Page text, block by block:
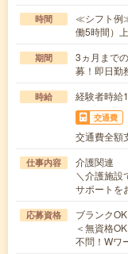
時間
≪シフト例
働5時間）
期間
3ヵ月まで
募！即日勤
時給 経験者時給
交通費
交通費全額
仕事内容
介護関連
＼介護施設
サポート
応募資格
ブランク
＜無資格
不問！Wワ